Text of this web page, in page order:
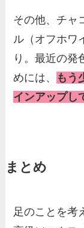
その他、チャ
ル（オフホワ
り。最近の発
めには、
もう
インアップし
まとめ
足のことを考